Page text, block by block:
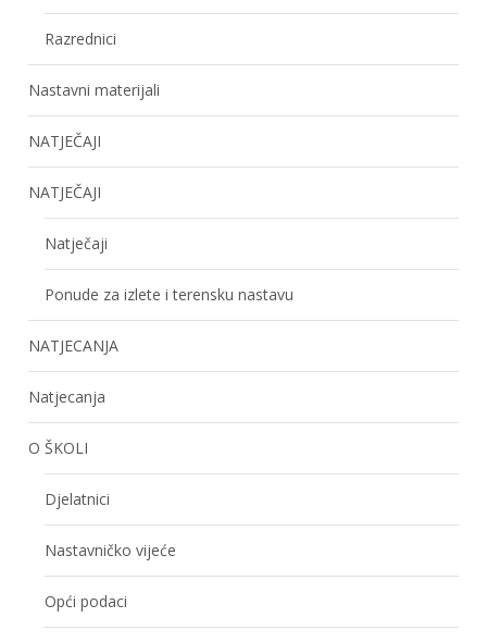
Razrednici
Nastavni materijali
NATJEČAJI
NATJEČAJI
Natječaji
Ponude za izlete i terensku nastavu
NATJECANJA
Natjecanja
O ŠKOLI
Djelatnici
Nastavničko vijeće
Opći podaci